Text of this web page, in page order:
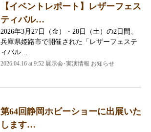
【イベントレポート】レザーフェス
ティバル…
2026年3月27日（金）・28日（土）の2日間、
兵庫県姫路市で開催された「レザーフェステ
ィバル…
2026.04.16 at 9:52 展示会･実演情報 お知らせ
第64回静岡ホビーショーに出展いた
します…